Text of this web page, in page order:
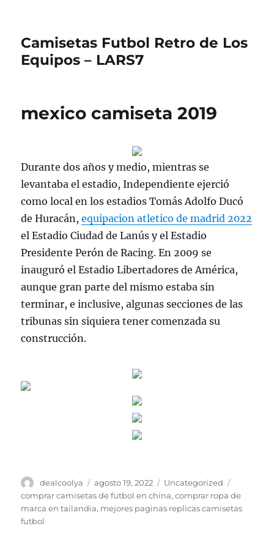
Camisetas Futbol Retro de Los
Equipos – LARS7
mexico camiseta 2019
Durante dos años y medio, mientras se
levantaba el estadio, Independiente ejerció
como local en los estadios Tomás Adolfo Ducó
de Huracán,equipacion atletico de madrid 2022
el Estadio Ciudad de Lanús y el Estadio
Presidente Perón de Racing. En 2009 se
inauguró el Estadio Libertadores de América,
aunque gran parte del mismo estaba sin
terminar, e inclusive, algunas secciones de las
tribunas sin siquiera tener comenzada su
construcción.
Autor
dealcoolya
Publicado
el
agosto 19, 2022 Categorías
Uncategorized
comprar camisetas de futbol en china,comprar ropa de
marca en tailandia, mejores paginas replicas camisetas
futbol